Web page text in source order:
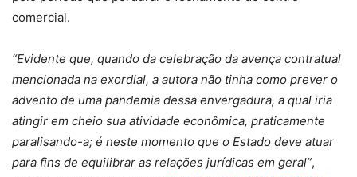
comercial.
“Evidente que, quando da celebração da avença contratual
mencionada na exordial, a autora não tinha como prever o
advento de uma pandemia dessa envergadura, a qual iria
atingir em cheio sua atividade econômica, praticamente
paralisando-a; é neste momento que o Estado deve atuar
para fins de equilibrar as relações jurídicas em geral”,